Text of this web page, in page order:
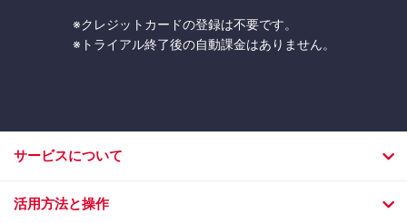
※クレジットカードの登録は不要です。
※トライアル終了後の自動課金はありません。
サービスについて
活用方法と操作